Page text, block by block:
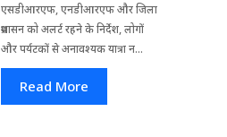
एसडीआरएफ, एनडीआरएफ और जिला
प्रशासन को अलर्ट रहने के निर्देश, लोगों
और पर्यटकों से अनावश्यक यात्रा न...
Read More